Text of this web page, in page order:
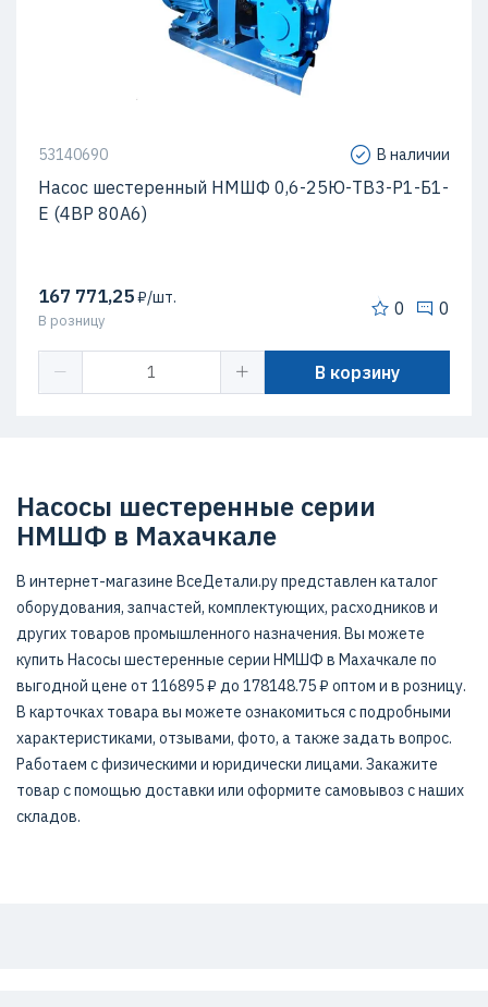
53140690 В наличии
Насос шестеренный НМШФ 0,6-25Ю-ТВ3-Р1-Б1-
Е (4ВР 80А6)
167 771,25₽/шт.
В розницу
0 0
В корзину
Насосы шестеренные серии
НМШФ в Махачкале
В интернет-магазине ВсеДетали.ру представлен каталог
оборудования, запчастей, комплектующих, расходников и
других товаров промышленного назначения. Вы можете
купить Насосы шестеренные серии НМШФ в Махачкале по
выгодной цене от 116895 ₽ до 178148.75 ₽ оптом и в розницу.
В карточках товара вы можете ознакомиться с подробными
характеристиками, отзывами, фото, а также задать вопрос.
Работаем с физическими и юридически лицами. Закажите
товар с помощью доставки или оформите самовывоз с наших
складов.